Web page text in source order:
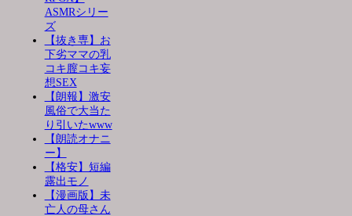
ASMRシリー
ズ
【抜き専】お
下劣ママの乳
コキ膣コキ妄
想SEX
【朗報】激安
風俗で大当た
り引いたwww
【朗読オナニ
ー】
【格安】短編
露出モノ
【漫画版】未
亡人の母さん